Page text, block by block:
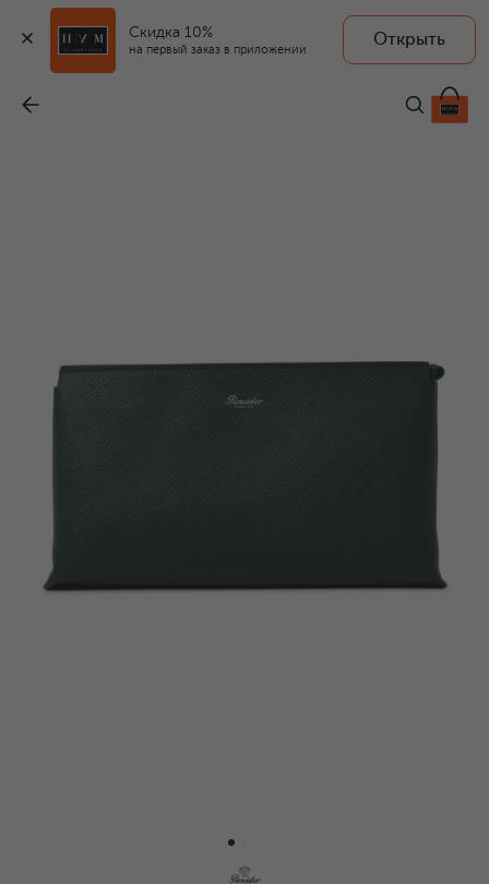
Скидка 10%
на первый заказ в приложении
Открыть
38 450 ₽